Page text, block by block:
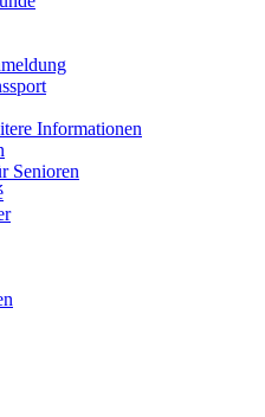
Informationen
Senioren